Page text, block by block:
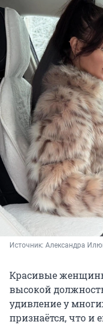
Источник: Александра
Красивые
высокой
удивление у
признаётся, что и